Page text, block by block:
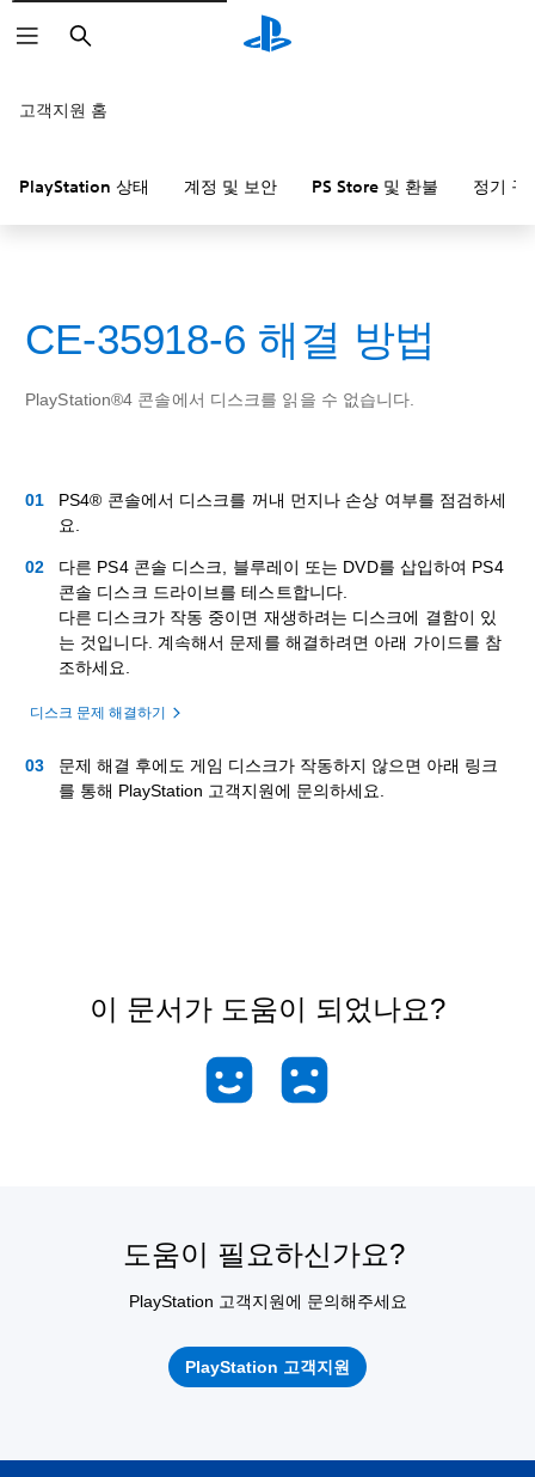
검
색
고객지원 홈
PlayStation 상태 계정 및 보안 PS Store 및 환불 정기 구
CE-35918-6 해결 방법
PlayStation®4 콘솔에서 디스크를 읽을 수 없습니다.
PS4® 콘솔에서 디스크를 꺼내 먼지나 손상 여부를 점검하세
요.
다른 PS4 콘솔 디스크, 블루레이 또는 DVD를 삽입하여 PS4
콘솔 디스크 드라이브를 테스트합니다.
다른 디스크가 작동 중이면 재생하려는 디스크에 결함이 있
는 것입니다. 계속해서 문제를 해결하려면 아래 가이드를 참
조하세요.
디스크 문제 해결하기
문제 해결 후에도 게임 디스크가 작동하지 않으면 아래 링크
를 통해 PlayStation 고객지원에 문의하세요.
이 문서가 도움이 되었나요?
도움이 필요하신가요?
PlayStation 고객지원에 문의해주세요
PlayStation 고객지원